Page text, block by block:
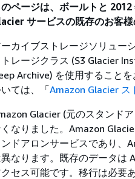
のページは、ボールトと
サービスの既存のお客様
カイブストレージソリュー
レージクラス (S3 Glacier
Archive) を使用すること
ては、「Amazon Glacier ス
Glacier (元のスタンド
なりました。Amazon
ンドアロンサービスであり、
なります。既存のデータは
セス可能です。移行は必要